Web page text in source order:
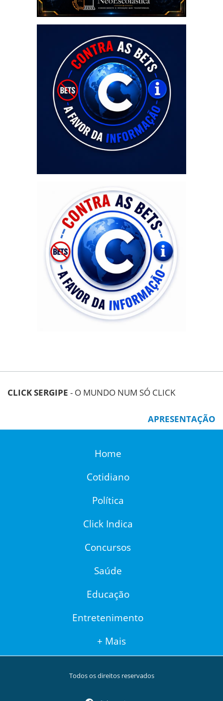
CLICK SERGIPE - O MUNDO NUM SÓ CLICK
APRESENTAÇÃO
Home
Cotidiano
Política
Click Indica
Concursos
Saúde
Educação
Entretenimento
+ Mais
Todos os direitos reservados